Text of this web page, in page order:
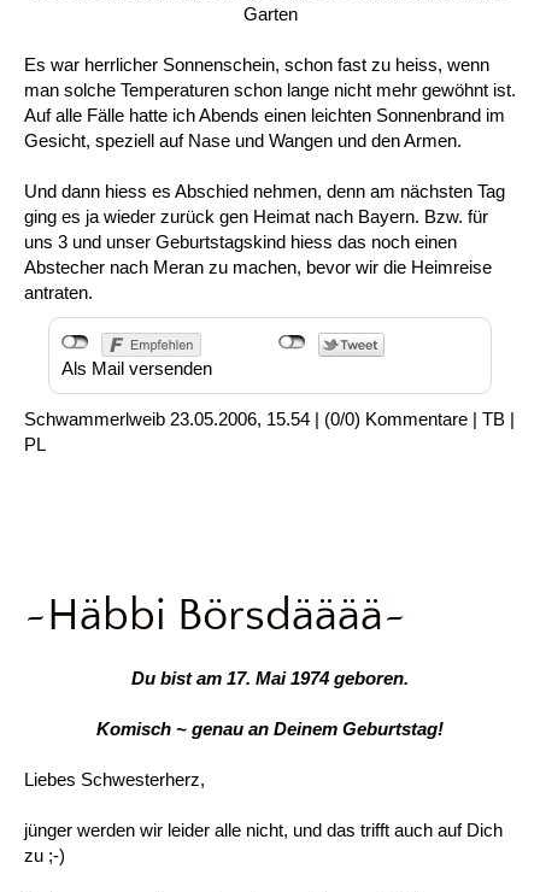
Garten
Es war herrlicher Sonnenschein, schon fast zu heiss, wenn
man solche Temperaturen schon lange nicht mehr gewöhnt ist.
Auf alle Fälle hatte ich Abends einen leichten Sonnenbrand im
Gesicht, speziell auf Nase und Wangen und den Armen.
Und dann hiess es Abschied nehmen, denn am nächsten Tag
ging es ja wieder zurück gen Heimat nach Bayern. Bzw. für
uns 3 und unser Geburtstagskind hiess das noch einen
Abstecher nach Meran zu machen, bevor wir die Heimreise
antraten.
Als Mail versenden
Schwammerlweib 23.05.2006, 15.54 | (0/0) Kommentare | TB |
PL
~Häbbi Börsdääää~
Du bist am 17. Mai 1974 geboren.
Komisch ~ genau an Deinem Geburtstag!
Liebes Schwesterherz,
jünger werden wir leider alle nicht, und das trifft auch auf Dich
zu ;-)